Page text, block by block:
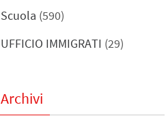
Scuola (590)
UFFICIO IMMIGRATI (29)
Archivi